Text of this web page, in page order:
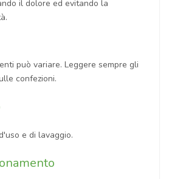
il dolore ed evitando la
può variare. Leggere sempre gli
confezioni.
e di lavaggio.